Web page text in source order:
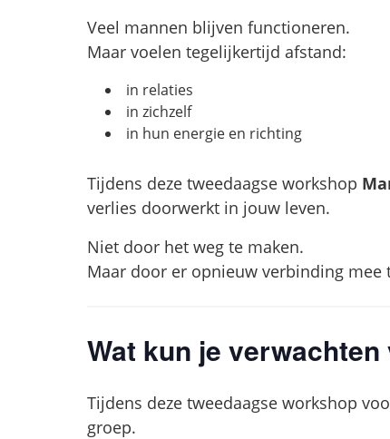
Veel mannen blijven functioneren.
Maar voelen tegelijkertijd afstand:
in relaties
in zichzelf
in hun energie en richting
Tijdens deze tweedaagse workshop
verlies doorwerkt in jouw leven.
Niet door het weg te maken.
Maar door er opnieuw verbinding mee
Wat kun je
Tijdens deze tweedaagse workshop
groep.